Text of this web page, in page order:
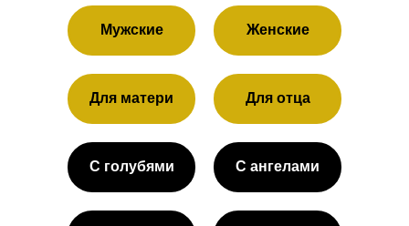
Мужские Женские
Для отца
Для матери
С ангелами
С голубями